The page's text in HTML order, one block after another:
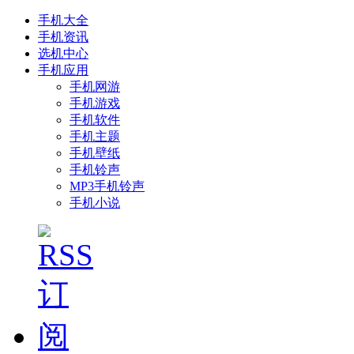
手机大全
手机资讯
选机中心
手机应用
手机网游
手机游戏
手机软件
手机主题
手机壁纸
手机铃声
MP3手机铃声
手机小说